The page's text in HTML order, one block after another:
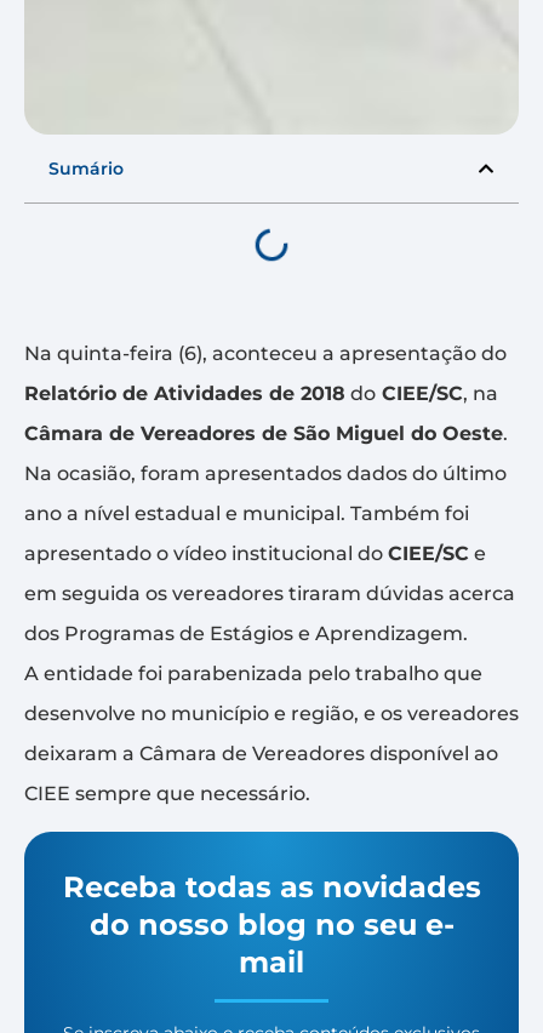
Sumário
Na quinta-feira (6), aconteceu a apresentação do
Relatório de Atividades de 2018 do CIEE/SC, na
Câmara de Vereadores de São Miguel do Oeste.
Na ocasião, foram apresentados dados do último
ano a nível estadual e municipal. Também foi
apresentado o vídeo institucional do CIEE/SC e
em seguida os vereadores tiraram dúvidas acerca
dos Programas de Estágios e Aprendizagem.
A entidade foi parabenizada pelo trabalho que
desenvolve no município e região, e os vereadores
deixaram a Câmara de Vereadores disponível ao
CIEE sempre que necessário.
Receba todas as novidades
do nosso blog no seu e-
mail